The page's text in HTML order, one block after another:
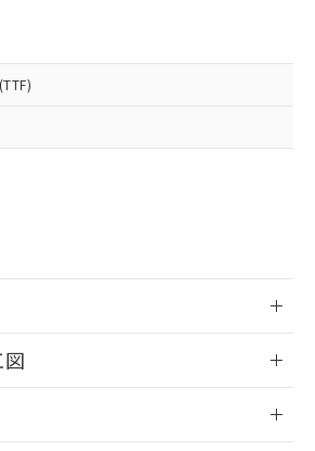
ません。
指令のフタル酸エステル類４
応品が混在することから備考